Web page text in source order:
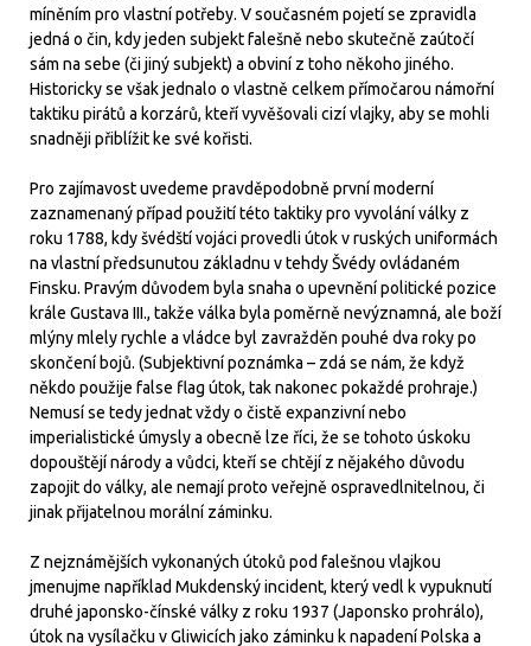
míněním pro vlastní potřeby. V současném pojetí se zpravidla
jedná o čin, kdy jeden subjekt falešně nebo skutečně zaútočí
sám na sebe (či jiný subjekt) a obviní z toho někoho jiného.
Historicky se však jednalo o vlastně celkem přímočarou námořní
taktiku pirátů a korzárů, kteří vyvěšovali cizí vlajky, aby se mohli
snadněji přiblížit ke své kořisti.
Pro zajímavost uvedeme pravděpodobně první moderní
zaznamenaný případ použití této taktiky pro vyvolání války z
roku 1788, kdy švédští vojáci provedli útok v ruských uniformách
na vlastní předsunutou základnu v tehdy Švédy ovládaném
Finsku. Pravým důvodem byla snaha o upevnění politické pozice
krále Gustava III., takže válka byla poměrně nevýznamná, ale boží
mlýny mlely rychle a vládce byl zavražděn pouhé dva roky po
skončení bojů. (Subjektivní poznámka – zdá se nám, že když
někdo použije false flag útok, tak nakonec pokaždé prohraje.)
Nemusí se tedy jednat vždy o čistě expanzivní nebo
imperialistické úmysly a obecně lze říci, že se tohoto úskoku
dopouštějí národy a vůdci, kteří se chtějí z nějakého důvodu
zapojit do války, ale nemají proto veřejně ospravedlnitelnou, či
jinak přijatelnou morální záminku.
Z nejznámějších vykonaných útoků pod falešnou vlajkou
jmenujme například Mukdenský incident, který vedl k vypuknutí
druhé japonsko-čínské války z roku 1937 (Japonsko prohrálo),
útok na vysílačku v Gliwicích jako záminku k napadení Polska a